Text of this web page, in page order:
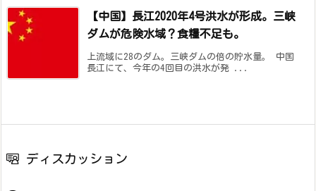
【中国】長江2020年4号洪水が形成。三峡
ダムが危険水域？食糧不足も。
上流域に28のダム。三峡ダムの倍の貯水量。 中国
長江にて、今年の4回目の洪水が発 ...
ディスカッション